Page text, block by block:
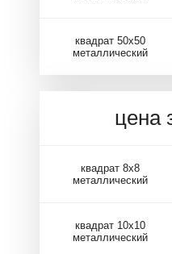
квадрат 50х50
металлический
цена
квадрат 8х8
металлический
квадрат 10х10
металлический